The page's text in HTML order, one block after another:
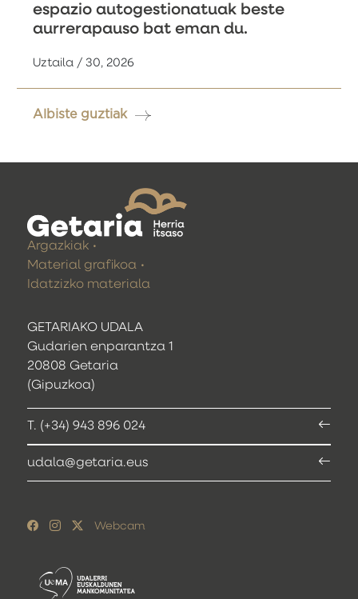
espazio autogestionatuak beste
aurrerapauso bat eman du.
Uztaila / 30, 2026
Albiste guztiak
GETARIAKO UDALA
Gudarien enparantza 1
20808 Getaria
(Gipuzkoa)
T. (+34) 943 896 024
udala@getaria.eus
Argazkiak
Material grafikoa
Idatzizko materiala
Webcam